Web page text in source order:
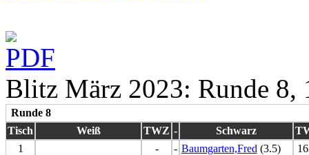
Blitz März 2023: Runde 8,
Runde 8
Tisch
Weiß TWZ - Schwarz
1
- - Baumgarten,Fred (3.5)